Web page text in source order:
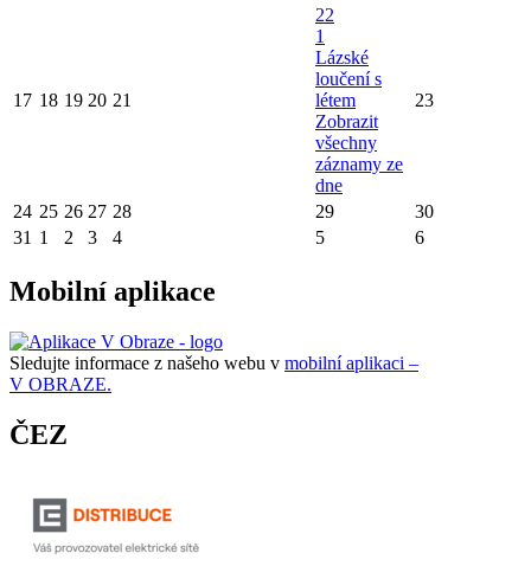
17 18 19 20 21
22
1
Lázské
loučení s
létem
Zobrazit
všechny
záznamy ze
dne
23
24 25 26 27 28 29
30
31 1 2 3 4 5 6
Mobilní aplikace
Sledujte informace z našeho webu v mobilní aplikaci –
V OBRAZE.
ČEZ